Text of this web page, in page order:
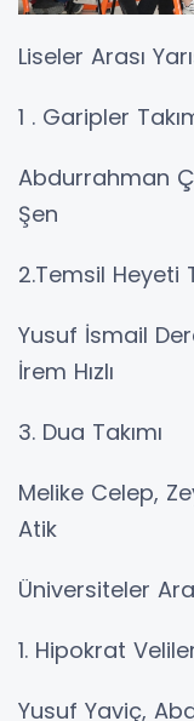
Liseler Arası
1 . Garipler
Abdurrahman
Şen
2.Temsil Heyeti
Yusuf İsmail
İrem Hızlı
3. Dua Takımı
Melike Celep,
Atik
Üniversiteler
1. Hipokrat
Yusuf Yaviç,